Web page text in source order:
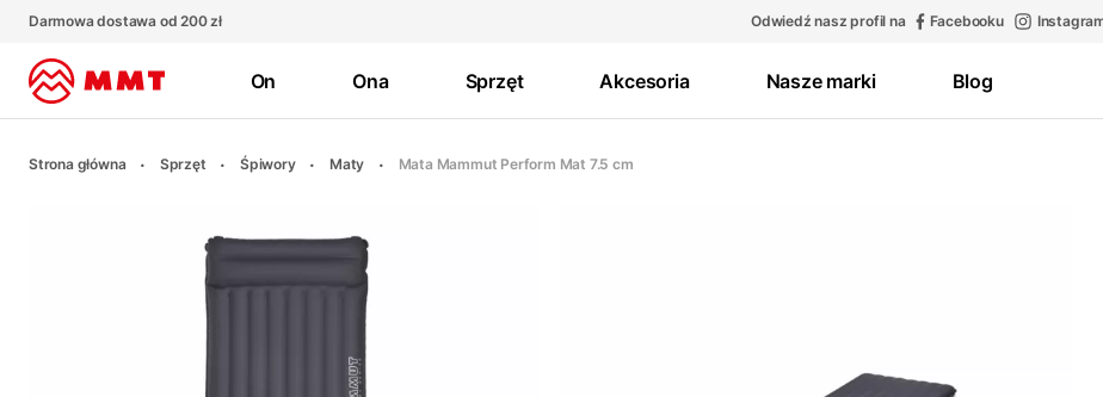
Darmowa dostawa od 200 zł Odwiedź nasz profil na Facebooku
On Ona Sprzęt Akcesoria Nasze marki Blog
Strona główna Sprzęt Śpiwory Maty Mata Mammut Perform Mat 7.5 cm